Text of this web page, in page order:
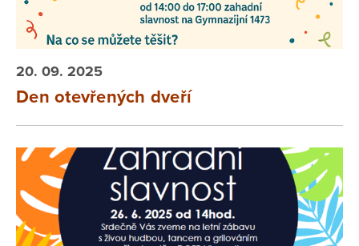
20. 09. 2025
Den otevřených dveří